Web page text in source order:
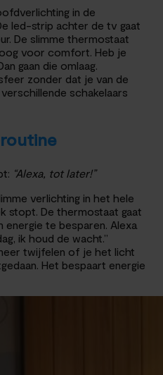
in de
led-strip achter de tv gaat
De slimme thermostaat
voor comfort. Heb je
gaan die omlaag.
zonder dat je van de
schakelaars
routine
“Alexa, tot later!”
verlichting in het hele
stopt. De thermostaat gaat
te besparen. Alexa
ik houd de wacht.”
twijfelen of je het licht
Het bespaart energie